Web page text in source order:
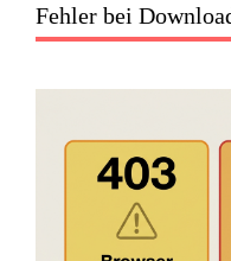
Fehler bei